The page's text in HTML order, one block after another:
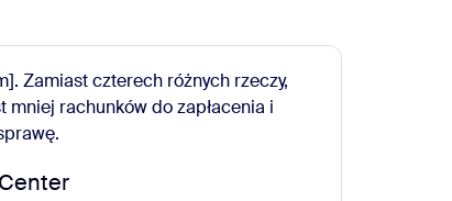
Zamiast czterech różnych rzeczy,
mniej rachunków do zapłacenia i